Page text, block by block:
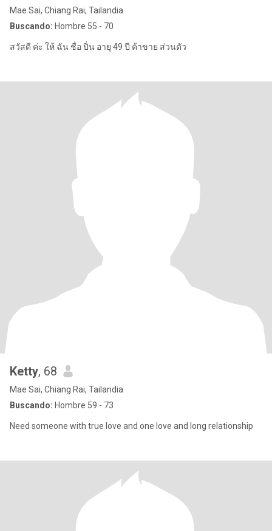
Mae Sai, Chiang Rai, Tailandia
Buscando: Hombre 55 - 70
สวัสดี ค่ะ ให้ ฉัน ชื่อ ปิ่น อายุ 49 ปี ค้าขาย ส่วนตัว
Ketty, 68
Mae Sai, Chiang Rai, Tailandia
Buscando: Hombre 59 - 73
Need someone with true love and one love and long relationship